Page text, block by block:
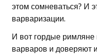
этом сомневаться? И
варваризации.
И вот гордые
варваров и доверяют